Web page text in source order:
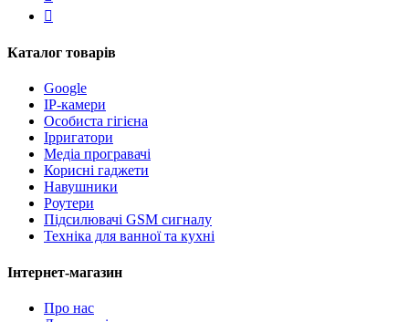
Каталог товарів
Google
IP-камери
Особиста гігієна
Ірригатори
Медіа програвачі
Корисні гаджети
Навушники
Роутери
Підсилювачі GSM сигналу
Техніка для ванної та кухні
Інтернет-магазин
Про нас